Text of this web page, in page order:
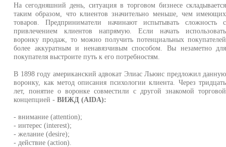
На сегодняшний день, ситуация в торговом бизнесе складывается
таким образом, что клиентов значительно меньше, чем имеющих
товаров. Предприниматели начинают испытывать сложность с
привлечением клиентов напрямую. Если начать использовать
воронку продаж, то можно получить потенциальных покупателей
более аккуратным и ненавязчивым способом. Вы незаметно для
покупателя выстроите путь к его потребностям.
В 1898 году американский адвокат Элиас Льюис предложил данную
воронку, как метод описания психологии клиента. Через тридцать
лет, понятие о воронке совместили с другой знакомой торговой
концепцией -ВИЖД (AIDA):
- внимание (attention);
- интерес (interest);
- желание (desire);
- действие (action).